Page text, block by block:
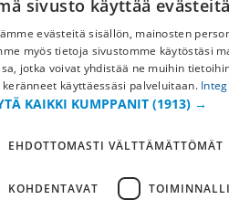
Yritystiedot
sivusto käyttää evästeitä
evästeitä sisällön, mainosten
myös tietoja sivustomme käytöstäsi
jotka voivat yhdistää ne muihin
keränneet käyttäessäsi palveluitaan.
KAIKKI KUMPPANIT (1913) →
EHDOTTOMASTI VÄLTTÄMÄTTÖMÄT
KOHDENTAVAT